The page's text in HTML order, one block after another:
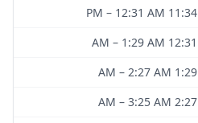
11:34 PM
– 12:31 AM
12:31 AM
– 1:29 AM
1:29 AM
– 2:27 AM
2:27 AM
– 3:25 AM